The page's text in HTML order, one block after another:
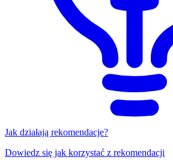
Jak działają rekomendacje?
Dowiedz się jak korzystać z rekomendacji